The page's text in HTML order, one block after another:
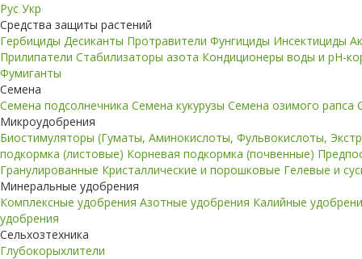
Рус Укр
Средства защиты растений
Гербициды Десиканты Протравители Фунгициды Инсектициды
Прилипатели Стабилизаторы азота Кондиционеры воды и pH-
Фумиганты
Семена
Семена подсолнечника Семена кукурузы Семена озимого рапса
Микроудобрения
Биостимуляторы (Гуматы, Аминокислоты, Фульвокислоты,
подкормка (листовые) Корневая подкормка (почвенные)
Гранулированные Кристаллические и порошковые Гелевые и
Минеральные удобрения
Комплексные удобрения Азотные удобрения Калийные
удобрения
Сельхозтехника
Глубокорыхлители